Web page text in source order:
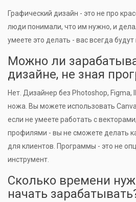
Графический дизайн - это не про
люди понимали, что им нужно, и
умеете это делать - вас всегда будут
Можно ли
дизайне, не зная
Нет. Дизайнер без Photoshop, Figma,
ножа. Вы можете использовать
если не умеете работать с
профилями - вы не сможете делать
для клиентов. Программы - это не
инструмент.
Сколько времени
начать